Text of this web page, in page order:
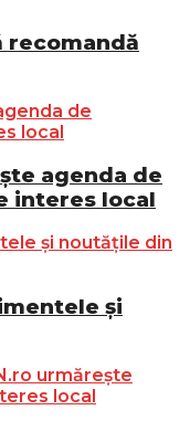
recomandă
agenda de
interes local
și